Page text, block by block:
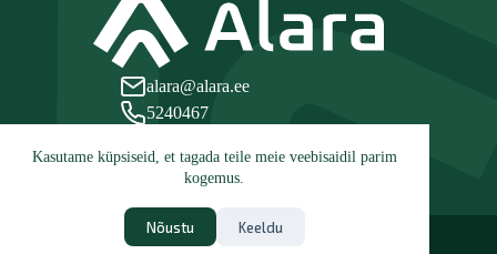
Kasutame küpsiseid, et tagada teile meie veebisaidil parim
kogemus.
Nõustu Keeldu
alara@alara.ee
5240467
AS ALARA · Leetse tee 21, 76806 Paldiski · Registrikood